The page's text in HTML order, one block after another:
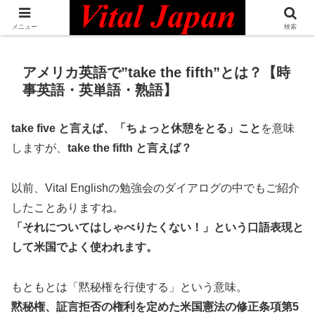
日本最大級の英語コミュニティ・Bilingual Professionals Network
アメリカ英語で”take the fifth”とは？【時
事英語・英単語・熟語】
take five と言えば、「ちょっと休憩をとる」こと を意味
しますが、 take the fifth と言えば？
以前、Vital Englishの勉強会のダイアログの中でもご紹介
したことありますね。
「それについてはしゃべりたくない！」という口語表現と
して米国でよく使われます。
もともとは「黙秘権を行使する」という意味。
黙秘権、証言拒否の権利を定めた米国憲法の修正条項第5
メニュー 検索